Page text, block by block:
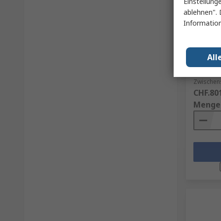
Turck
RS Best.-
Herst.
Menge
ablehnen".